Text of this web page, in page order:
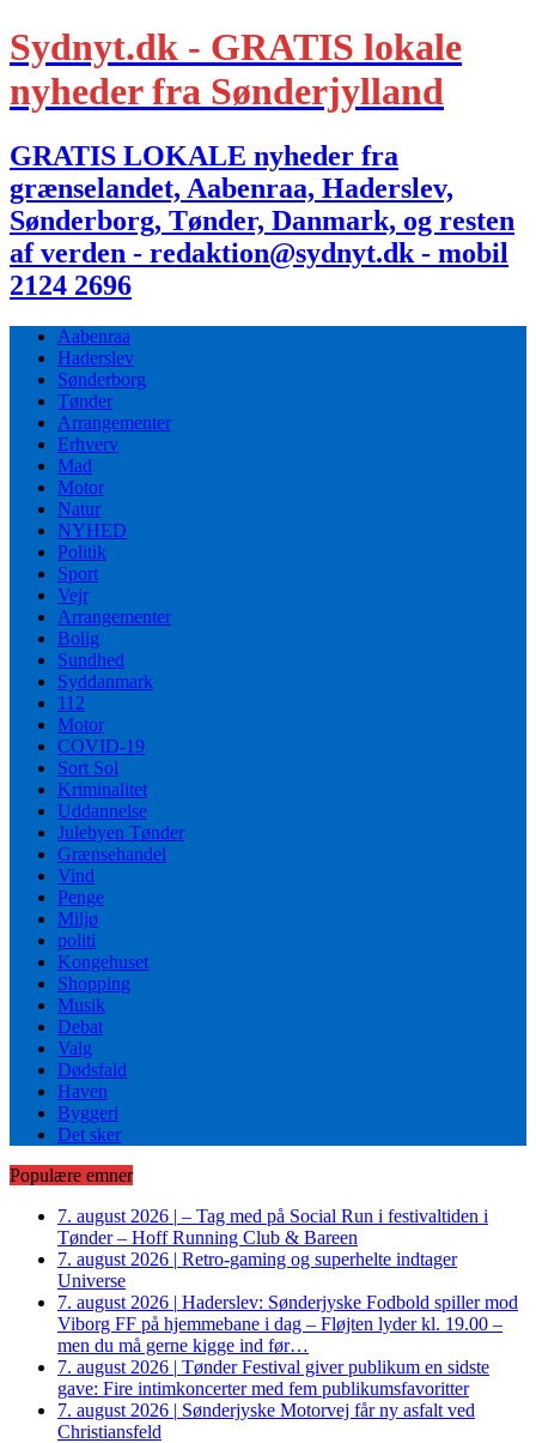
Sydnyt.dk - GRATIS lokale
nyheder fra Sønderjylland
GRATIS LOKALE nyheder fra
grænselandet, Aabenraa, Haderslev,
Sønderborg, Tønder, Danmark, og resten
af verden - redaktion@sydnyt.dk - mobil
2124 2696
Aabenraa
Haderslev
Sønderborg
Tønder
Arrangementer
Erhverv
Mad
Motor
Natur
NYHED
Politik
Sport
Vejr
Arrangementer
Bolig
Sundhed
Syddanmark
112
Motor
COVID-19
Sort Sol
Kriminalitet
Uddannelse
Julebyen Tønder
Grænsehandel
Vind
Penge
Miljø
politi
Kongehuset
Shopping
Musik
Debat
Valg
Dødsfald
Haven
Byggeri
Det sker
Populære emner
7. august 2026 | – Tag med på Social Run i festivaltiden i
Tønder – Hoff Running Club & Bareen
7. august 2026 | Retro-gaming og superhelte indtager
Universe
7. august 2026 | Haderslev: Sønderjyske Fodbold spiller mod
Viborg FF på hjemmebane i dag – Fløjten lyder kl. 19.00 –
men du må gerne kigge ind før…
7. august 2026 | Tønder Festival giver publikum en sidste
gave: Fire intimkoncerter med fem publikumsfavoritter
7. august 2026 | Sønderjyske Motorvej får ny asfalt ved
Christiansfeld